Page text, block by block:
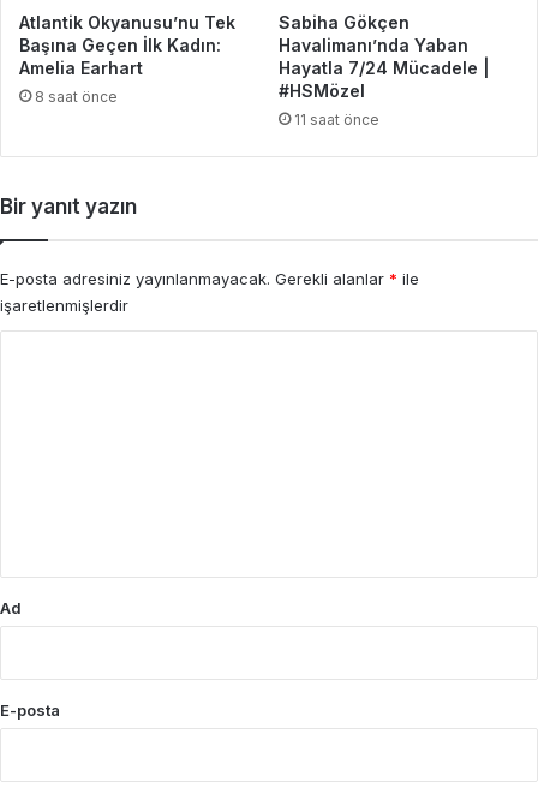
Atlantik Okyanusu’nu Tek
Başına Geçen İlk Kadın:
Amelia Earhart
8 saat önce
Sabiha Gökçen
Havalimanı’nda Yaban
Hayatla 7/24 Mücadele |
#HSMözel
11 saat önce
Bir yanıt yazın
E-posta adresiniz yayınlanmayacak. Gerekli alanlar * ile
işaretlenmişlerdir
Ad
E-posta